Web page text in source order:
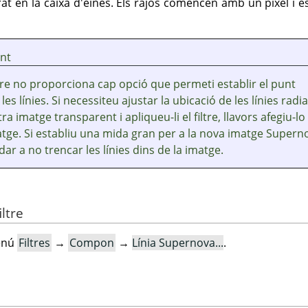
no proporciona cap opció que permeti establir el punt
línies. Si necessiteu ajustar la ubicació de les línies
imatge transparent i apliqueu-li el filtre, llavors afegiu-lo
Si establiu una mida gran per a la nova imatge
a no trencar les línies dins de la imatge.
Filtres → Compon → Línia Supernova....